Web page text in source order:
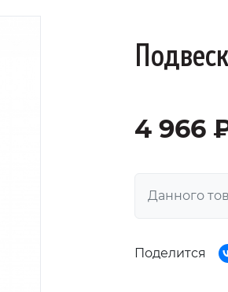
4 966
Данного
Поделится